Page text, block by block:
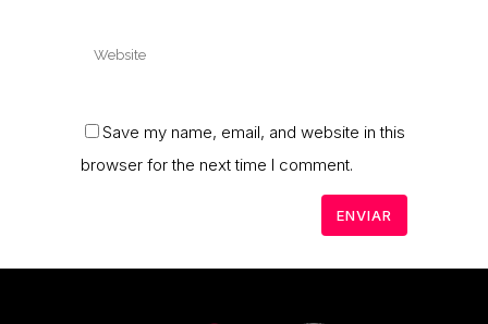
Save my name, email, and website in this
browser for the next time I comment.